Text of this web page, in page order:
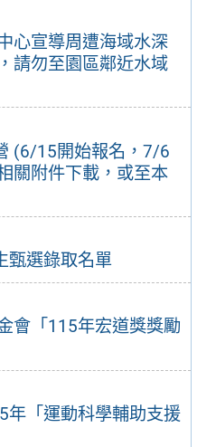
心宣導周遭海域水深
請勿至園區鄰近水域
(6/15開始報名，7/6
關附件下載，或至本
甄選錄取名單
會「115年宏道獎獎勵
年「運動科學輔助支援